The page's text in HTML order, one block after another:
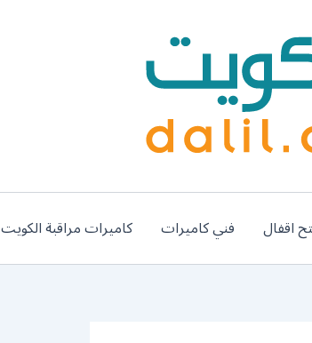
اقفال فني كاميرات كاميرات مراقبة الكويت